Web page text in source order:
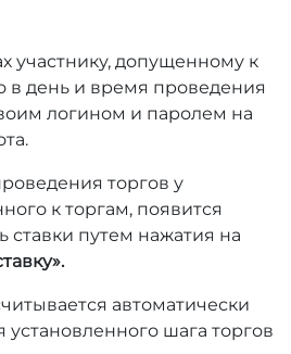
участнику, допущенному к
в день и время проведения
логином и паролем на
торгов у
к торгам, появится
ставки путем нажатия на
автоматически
шага торгов